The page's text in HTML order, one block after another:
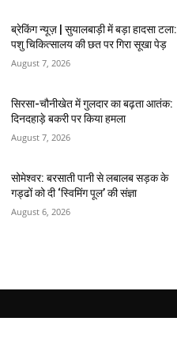
ब्रेकिंग न्यूज़ | सुयालबाड़ी में बड़ा हादसा टला:
पशु चिकित्सालय की छत पर गिरा सूखा पेड़
August 7, 2026
सिरसा-चौनीखेत में गुलदार का बढ़ता आतंक:
दिनदहाड़े बकरी पर किया हमला
August 7, 2026
सोमेश्वर: बरसाती पानी से लबालब सड़क के
गड्ढों को दी ‘स्विमिंग पूल’ की संज्ञा
August 6, 2026